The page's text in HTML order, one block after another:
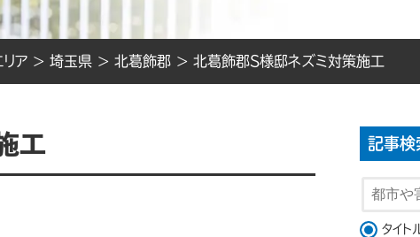
ア > 埼玉県 > 北葛飾郡 > 北葛飾郡S様邸ネズミ対策施工
工 記事検
検索対象
タイト